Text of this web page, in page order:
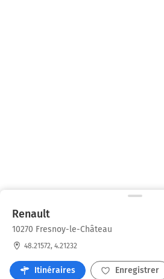
Renault
10270 Fresnoy-le-Château
48.21572, 4.21232
Itinéraires Enregistrer